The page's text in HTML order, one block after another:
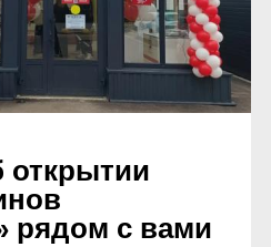
открытии
с вами